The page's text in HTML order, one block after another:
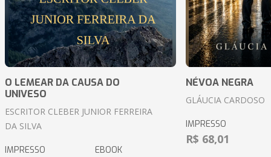
O LEMEAR DA CAUSA DO
UNIVESO
ESCRITOR CLEBER JUNIOR FERREIRA
DA SILVA
IMPRESSO EBOOK
NÉVOA NEGRA
GLÁUCIA CARDOSO
IMPRESSO
R$ 68,01